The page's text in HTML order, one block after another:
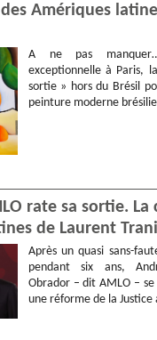
des Amériques
A ne pas
exceptionnelle à Paris,
sortie » hors du Brésil
peinture moderne
rate sa sortie. La
de Laurent
Après un quasi sans-
pendant six ans,
Obrador – dit AMLO –
une réforme de la